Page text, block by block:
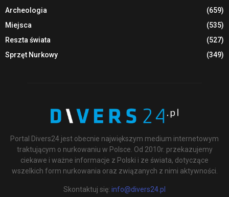
Archeologia
(659)
Miejsca
(535)
Reszta świata
(527)
Sprzęt Nurkowy
(349)
Portal Divers24 jest obecnie największym medium internetowym
traktującym o nurkowaniu w Polsce. Od 2010r. przekazujemy
ciekawe i ważne informacje z Polski i ze świata, dotyczące
wszelkich form nurkowania oraz związanych z nimi aktywności.
Skontaktuj się: info@divers24.pl